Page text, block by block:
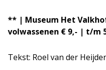
** | Museum Het
volwassenen € 9,- | t/m
Tekst: Roel van der